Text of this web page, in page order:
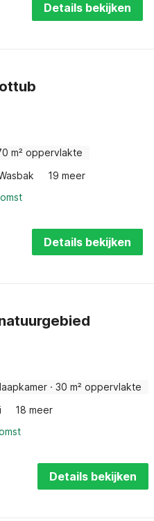
Details bekijken
m² oppervlakte
19 meer
Details bekijken
· 30 m² oppervlakte
18 meer
Details bekijken